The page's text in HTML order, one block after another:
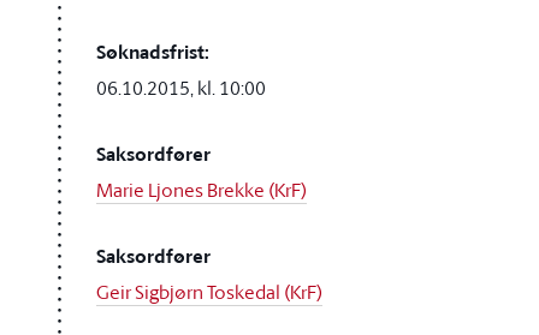
Søknadsfrist:
06.10.2015, kl. 10:00
Saksordfører
Marie Ljones Brekke (KrF)
Saksordfører
Geir Sigbjørn Toskedal (KrF)